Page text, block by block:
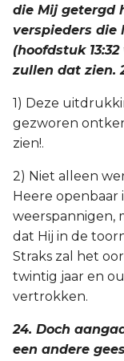
die Mij getergd
verspieders die
(hoofdstuk
zullen dat zien.
1) Deze
gezworen
zien!.
2) Niet alleen
Heere openbaar
weerspannigen,
dat Hij in de
Straks zal het
twintig jaar en
vertrokken.
24. Doch
een andere